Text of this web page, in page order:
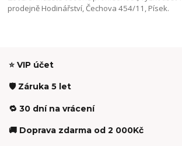
prodejně Hodinářství, Čechova 454/11, Písek.
⭐ VIP účet
🛡️ Záruka 5 let
🔁 30 dní na vrácení
🚚 Doprava zdarma od 2 000Kč